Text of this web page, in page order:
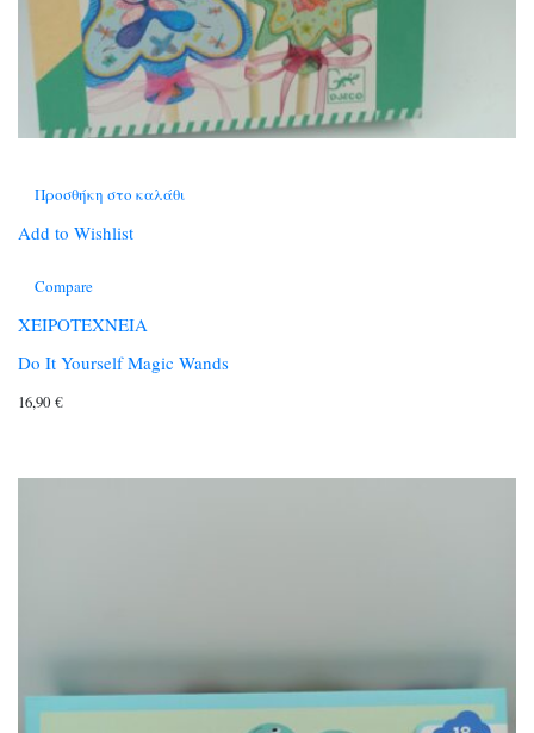
Προσθήκη στο καλάθι
Add to Wishlist
Compare
ΧΕΙΡΟΤΕΧΝΕΙΑ
Do It Yourself Magic Wands
16,90 €